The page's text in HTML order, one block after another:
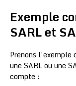
Exemple
SARL et
Prenons l’exemple
une SARL ou une
compte :